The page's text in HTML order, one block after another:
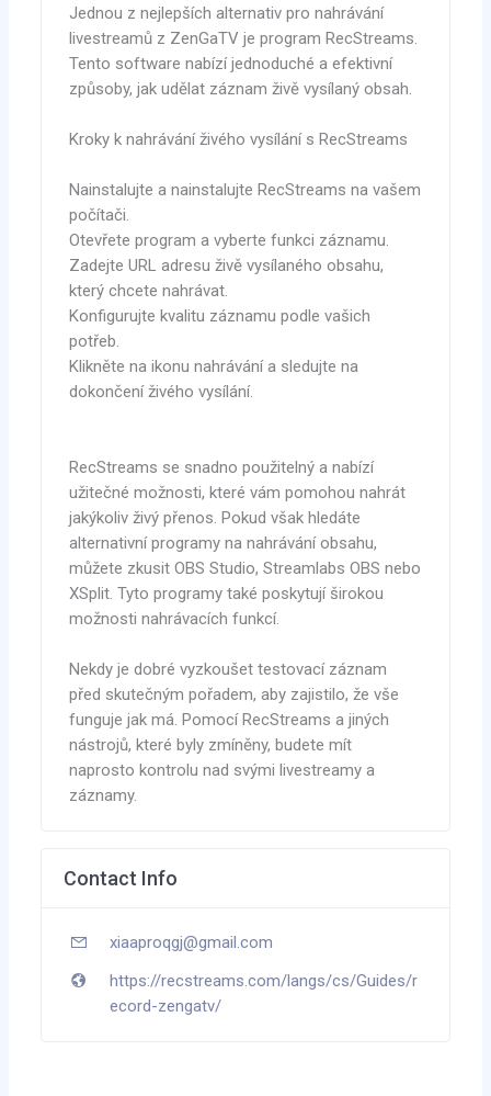
Jednou z nejlepších alternativ pro nahrávání
livestreamů z ZenGaTV je program RecStreams.
Tento software nabízí jednoduché a efektivní
způsoby, jak udělat záznam živě vysílaný obsah.
Kroky k nahrávání živého vysílání s RecStreams
Nainstalujte a nainstalujte RecStreams na vašem
počítači.
Otevřete program a vyberte funkci záznamu.
Zadejte URL adresu živě vysílaného obsahu,
který chcete nahrávat.
Konfigurujte kvalitu záznamu podle vašich
potřeb.
Klikněte na ikonu nahrávání a sledujte na
dokončení živého vysílání.
RecStreams se snadno použitelný a nabízí
užitečné možnosti, které vám pomohou nahrát
jakýkoliv živý přenos. Pokud však hledáte
alternativní programy na nahrávání obsahu,
můžete zkusit OBS Studio, Streamlabs OBS nebo
XSplit. Tyto programy také poskytují širokou
možnosti nahrávacích funkcí.
Nekdy je dobré vyzkoušet testovací záznam
před skutečným pořadem, aby zajistilo, že vše
funguje jak má. Pomocí RecStreams a jiných
nástrojů, které byly zmíněny, budete mít
naprosto kontrolu nad svými livestreamy a
záznamy.
Contact Info
xiaaproqgj@gmail.com
https://recstreams.com/langs/cs/Guides/r
ecord-zengatv/